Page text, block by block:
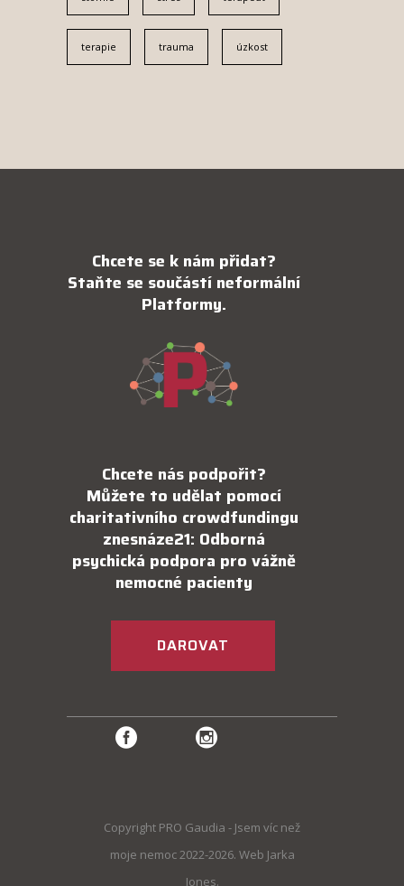
terapie trauma úzkost
Chcete se k nám přidat?
Staňte se součástí neformální
Platformy.
Chcete nás podpořit?
Můžete to udělat pomocí
charitativního crowdfundingu
znesnáze21: Odborná
psychická podpora pro vážně
nemocné pacienty
DAROVAT
Copyright PRO Gaudia - Jsem víc než
moje nemoc 2022-2026. Web Jarka
Jones.